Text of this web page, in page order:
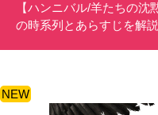
【ハンニバル/羊たちの
の時系列とあらすじを解説
NEW